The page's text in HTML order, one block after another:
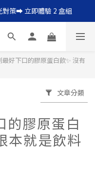
我搶購 12 天體驗組
對策➡ 立即體驗 2 盒組
我搶購 12 天體驗組
最好下口的膠原蛋白飲✨ 沒有
文章分類
的膠原蛋白
本就是飲料